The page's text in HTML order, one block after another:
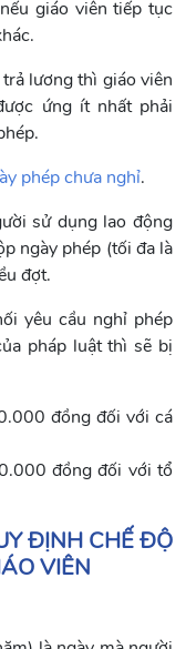
giáo viên tiếp tục
lương thì giáo viên
ứng ít nhất phải
phép chưa nghỉ.
sử dụng lao động
ngày phép (tối đa là
đợt.
yêu cầu nghỉ phép
pháp luật thì sẽ bị
đồng đối với cá
đồng đối với tổ
ĐỊNH CHẾ ĐỘ
VIÊN